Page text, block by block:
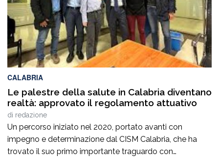
CALABRIA
Le palestre della salute in Calabria diventano
realtà: approvato il regolamento attuativo
di redazione
Un percorso iniziato nel 2020, portato avanti con
impegno e determinazione dal CISM Calabria, che ha
trovato il suo primo importante traguardo con